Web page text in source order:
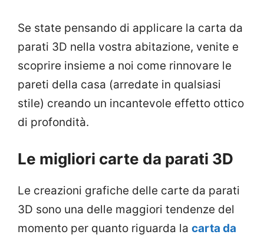
Se state pensando di applicare la carta da
parati 3D nella vostra abitazione, venite e
scoprire insieme a noi come rinnovare le
pareti della casa (arredate in qualsiasi
stile) creando un incantevole effetto ottico
di profondità.
Le migliori carte da parati 3D
Le creazioni grafiche delle carte da parati
3D sono una delle maggiori tendenze del
momento per quanto riguarda la carta da